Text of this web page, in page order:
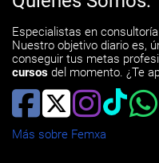
Especialistas en
Nuestro objetivo diario es,
conseguir tus metas
cursos del momento. ¿Te
Más sobre Femxa